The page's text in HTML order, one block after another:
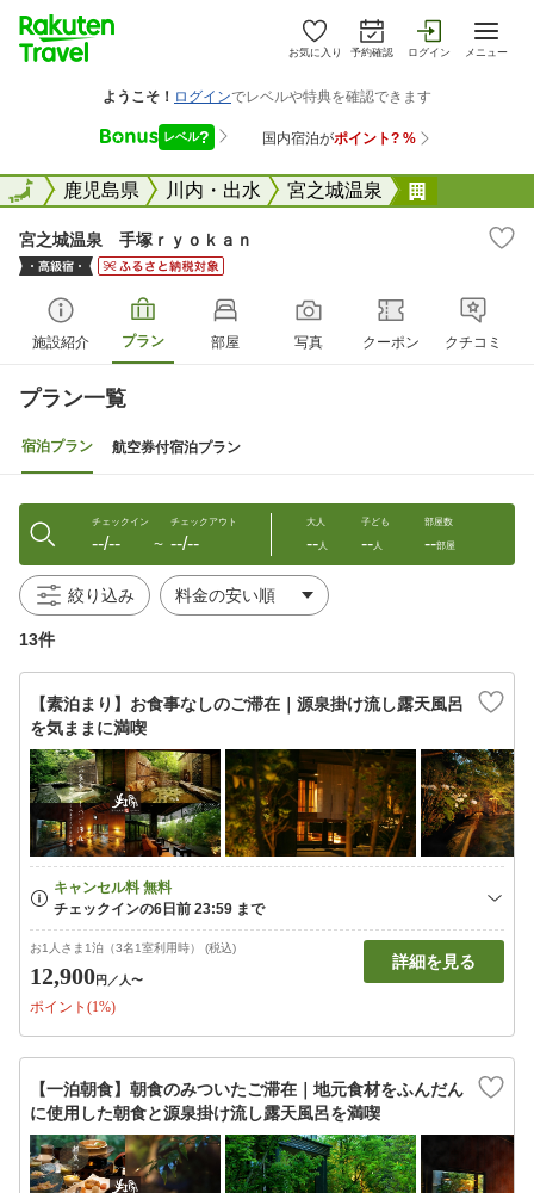
お気に入り 予約確認 ログイン メニュー
全国鹿児島県 川内・出水 宮之城温泉
全国
宮之城温泉 手塚ｒｙｏｋａｎ
施設紹介 プラン 部屋 写真 クーポン クチコミ
プラン一覧
宿泊プラン 航空券付宿泊プラン
チェックイン
--/-- 〜
チェックアウト
--/--
大人
--人
子ども
--人
部屋数
--部屋
絞り込み
13件
【素泊まり】お食事なしのご滞在｜源泉掛け流し露天風呂
を気ままに満喫
お1人さま1泊（3名1室利用時） (税込)
12,900円 ／人〜
ポイント(1%)
詳細を見る
【一泊朝食】朝食のみついたご滞在｜地元食材をふんだん
に使用した朝食と源泉掛け流し露天風呂を満喫